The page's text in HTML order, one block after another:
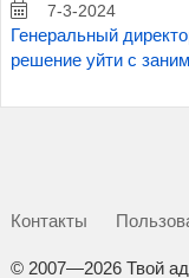
7-3-2024
Генеральный
решение уйти с
Контакты
© 2007—2026 Твой